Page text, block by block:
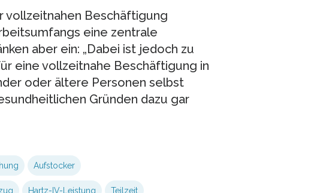
vollzeitnahen Beschäftigung
eine zentrale
aber ein: „Dabei ist jedoch zu
eine vollzeitnahe Beschäftigung in
oder ältere Personen selbst
Gründen dazu gar
Aufstocker
Hartz-IV-Leistung Teilzeit